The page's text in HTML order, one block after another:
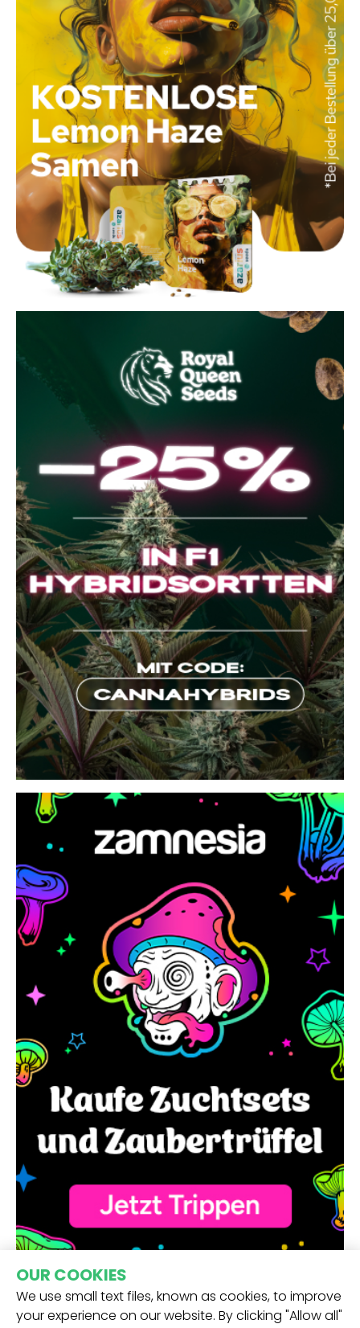
OUR COOKIES
We use small text files, known as cookies, to improve
your experience on our website. By clicking "Allow all"